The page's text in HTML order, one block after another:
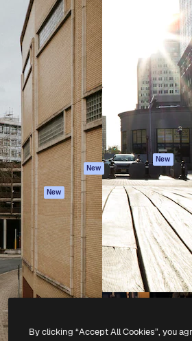
Produtos
Spaces
Assistente de IA
Gerador de
imagens
Gerador de vídeos
Texto para voz
Conteúdo de stock
MCP para
Claude/ChatGPT
New
Agentes New
API
App móvel
Todas as
ferramentas
Documentação
Atendimento
Termos e
condições
Política de
privacidade
Originais New
Política de
Central de
confiabilidade
Afiliados
Empresas
Todos os direitos reservados.
By clicking “Accept All Cookies”, you